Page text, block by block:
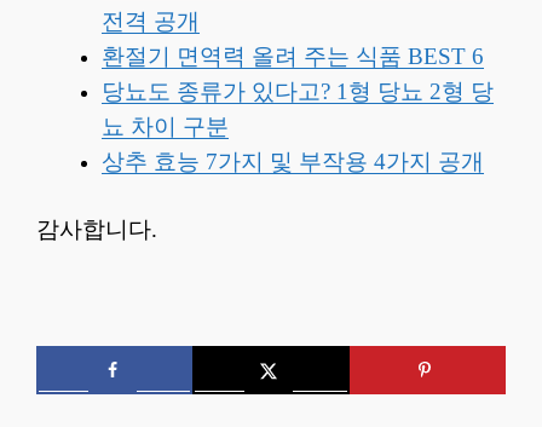
전격 공개
환절기 면역력 올려 주는 식품 BEST 6
당뇨도 종류가 있다고? 1형 당뇨 2형 당
뇨 차이 구분
상추 효능 7가지 및 부작용 4가지 공개
감사합니다.